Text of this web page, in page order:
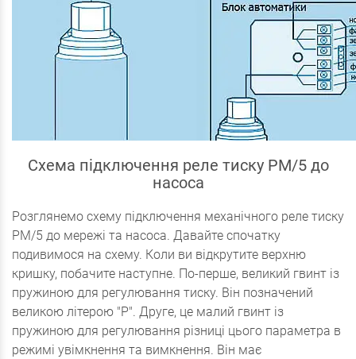
Схема підключення реле тиску PM/5 до
насоса
Розглянемо схему підключення механічного реле тиску
PM/5 до мережі та насоса. Давайте спочатку
подивимося на схему. Коли ви відкрутите верхню
кришку, побачите наступне. По-перше, великий гвинт із
пружиною для регулювання тиску. Він позначений
великою літерою "P". Друге, це малий гвинт із
пружиною для регулювання різниці цього параметра в
режимі увімкнення та вимкнення. Він має